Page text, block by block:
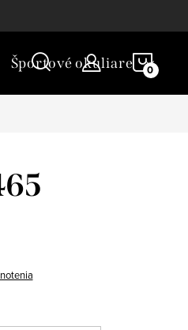
Športové okuliare